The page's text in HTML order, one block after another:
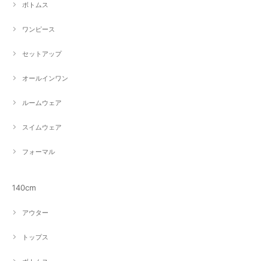
ボトムス
ワンピース
セットアップ
オールインワン
ルームウェア
スイムウェア
フォーマル
140cm
アウター
トップス